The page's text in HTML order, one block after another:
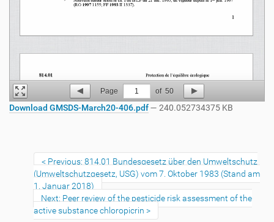
Page 1 of 50
Download GMSDS-March20-406.pdf— 240.052734375 KB
Previous: 814.01 Bundesgesetz über den Umweltschutz
(Umweltschutzgesetz, USG) vom 7. Oktober 1983 (Stand am
1. Januar 2018)
Next: Peer review of the pesticide risk assessment of the
active substance chloropicrin